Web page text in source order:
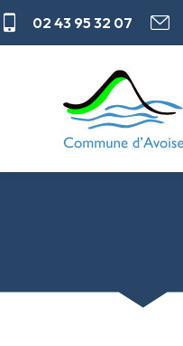
02 43 95 32 07